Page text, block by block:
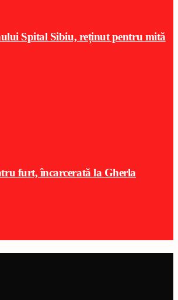
Spital Sibiu, reținut pentru mită
furt, încarcerată la Gherla